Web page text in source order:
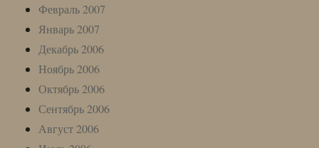
Февраль 2007
Январь 2007
Декабрь 2006
Ноябрь 2006
Октябрь 2006
Сентябрь 2006
Август 2006